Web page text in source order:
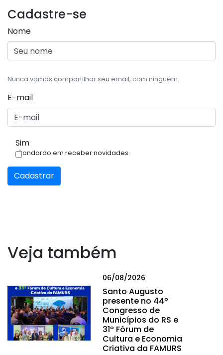
Cadastre-se
Nome
Nunca vamos compartilhar seu email, com ninguém.
E-mail
Sim
Condordo em receber novidades.
Cadastrar
Veja também
06/08/2026
Santo Augusto
presente no 44º
Congresso de
Municípios do RS e
31º Fórum de
Cultura e Economia
Criativa da FAMURS